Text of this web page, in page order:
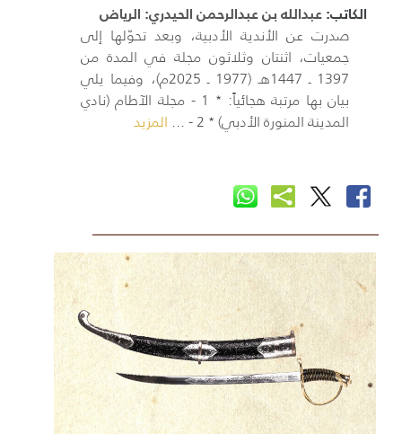
الكاتب:عبدالله بن عبدالرحمن الحيدري: الرياض
صدرت عن الأندية الأدبية، وبعد تحوّلها إلى
جمعيات، اثنتان وثلاثون مجلة في المدة من
1397 ـ 1447هـ (1977 ـ 2025م)، وفيما يلي
بيان بها مرتبة هجائياً: ٭ 1 - مجلة الآطام (نادي
المدينة المنورة الأدبي) ٭ 2 - ...
المزيد